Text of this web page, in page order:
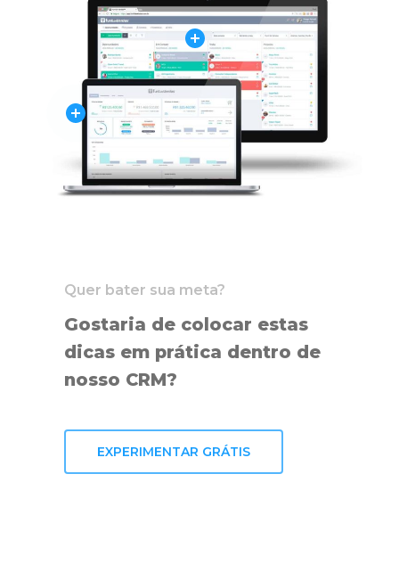
Quer bater sua meta?
Gostaria de colocar estas
dicas em prática dentro de
nosso CRM?
EXPERIMENTAR GRÁTIS